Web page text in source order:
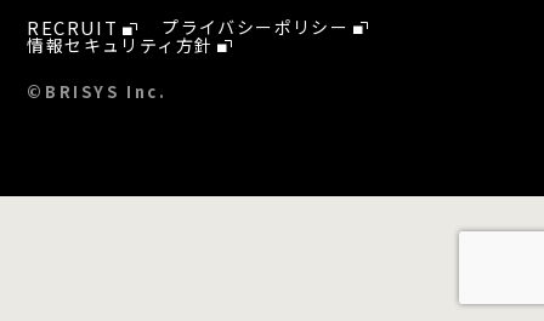
RECRUIT プライバシーポリシー
情報セキュリティ方針
©BRISYS Inc.